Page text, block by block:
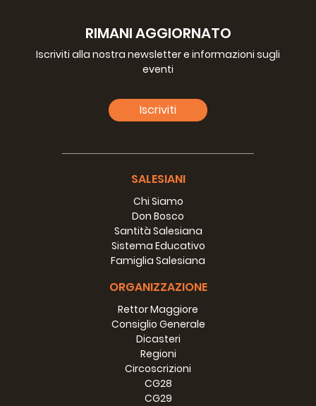
RIMANI AGGIORNATO
Iscriviti alla nostra newsletter e informazioni sugli
eventi
Iscriviti
SALESIANI
Chi Siamo
Don Bosco
Santità Salesiana
Sistema Educativo
Famiglia Salesiana
ORGANIZZAZIONE
Rettor Maggiore
Consiglio Generale
Dicasteri
Regioni
Circoscrizioni
CG28
CG29